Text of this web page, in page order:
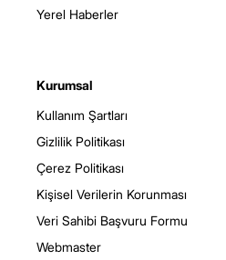
Yerel Haberler
Kurumsal
Kullanım Şartları
Gizlilik Politikası
Çerez Politikası
Kişisel Verilerin Korunması
Veri Sahibi Başvuru Formu
Webmaster